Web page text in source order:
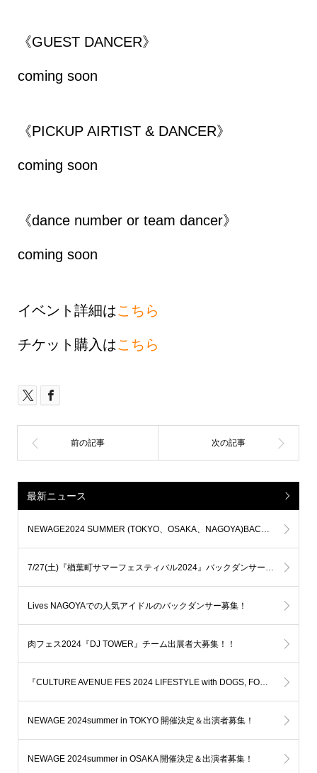
《GUEST DANCER》
coming soon
《PICKUP AIRTIST & DANCER》
coming soon
《dance number or team dancer》
coming soon
イベント詳細はこちら
チケット購入はこちら
最新ニュース
Lives NAGOYAでの人気アイドルのバックダンサー募集！
肉フェス2024『DJ TOWER』チーム出展者大募集！！
『CULTURE AVENUE FES 2024 LIFESTYLE with DOGS, FOOD, and MUSIC』バックダンサー&ナンバー/チーム出展者募集！
NEWAGE 2024summer in TOKYO 開催決定＆出演者募集！
NEWAGE 2024summer in OSAKA 開催決定＆出演者募集！